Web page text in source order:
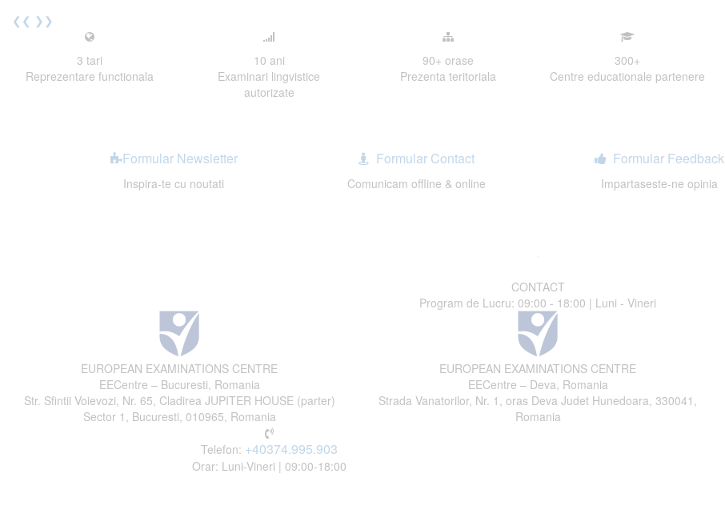
❮❮ ❯❯
3 tari
Reprezentare functionala
10 ani
Examinari lingvistice
autorizate
90+ orase
Prezenta teritoriala
300+
Centre educationale partenere
Formular Newsletter
Inspira-te cu noutati
Formular Contact
Comunicam offline & online
Formular Feedback
Impartaseste-ne opinia
CONTACT
Program de Lucru: 09:00 - 18:00 | Luni - Vineri
EUROPEAN EXAMINATIONS CENTRE
EECentre – Bucuresti, Romania
Str. Sfintii Voievozi, Nr. 65, Cladirea JUPITER HOUSE (parter)
Sector 1, Bucuresti, 010965, Romania
EUROPEAN EXAMINATIONS CENTRE
EECentre – Deva, Romania
Strada Vanatorilor, Nr. 1, oras Deva Judet Hunedoara, 330041,
Romania
Telefon: +40374.995.903
Orar: Luni-Vineri | 09:00-18:00